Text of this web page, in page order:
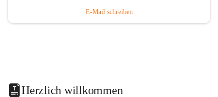
E-Mail schreiben
Herzlich willkommen